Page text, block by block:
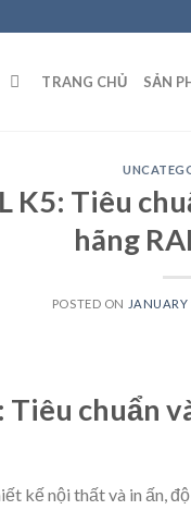
TRANG CHỦ SẢN
K5: Tiêu
hãng
POSTED ON JANUARY
Tiêu chuẩn
kế nội thất và in ấn,